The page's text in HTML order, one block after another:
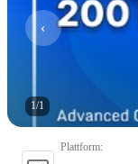
1/1
Plattform: